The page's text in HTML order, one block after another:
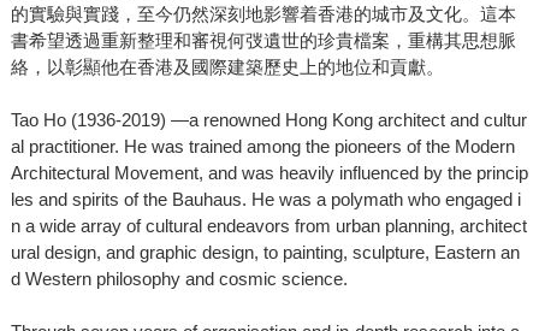
的實驗與實踐，至今仍然深刻地影響着香港的城市及文化。這本
書希望透過重新整理和審視何弢遺世的珍貴檔案，重構其思想脈
絡，以彰顯他在香港及國際建築歷史上的地位和貢獻。
Tao Ho (1936-2019) —a renowned Hong Kong architect and cultur
al practitioner. He was trained among the pioneers of the Modern
Architectural Movement, and was heavily influenced by the princip
les and spirits of the Bauhaus. He was a polymath who engaged i
n a wide array of cultural endeavors from urban planning, architect
ural design, and graphic design, to painting, sculpture, Eastern an
d Western philosophy and cosmic science.